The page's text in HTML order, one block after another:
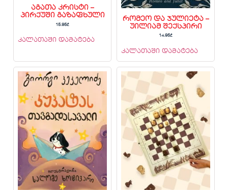
აგათა კრისტი –
პირქუში გაზაფხული
15.95₾
კალათაში დამატება
რომეო და ჯულიეტა –
უილიამ შექსპირი
14.95₾
კალათაში დამატება